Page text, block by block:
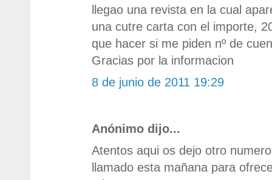
llegao una revista en la cual
una cutre carta con el importe,
que hacer si me piden nº de
Gracias por la informacion
8 de junio de 2011 19:29
Anónimo dijo...
Atentos aqui os dejo otro
llamado esta mañana para